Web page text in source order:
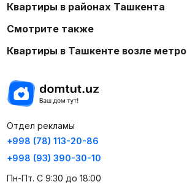
Квартиры в районах Ташкента
Смотрите также
Квартиры в Ташкенте возле метро
Отдел рекламы
+998 (78) 113-20-86
+998 (93) 390-30-10
Пн-Пт. С 9:30 до 18:00